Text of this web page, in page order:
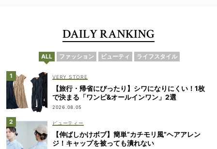
DAILY RANKING
ALL ファッション ビューティ ライフスタイル
VERY STORE
【旅行・帰省にぴったり】シワになりにくい！1枚
で決まる「ワンピ&オールインワン」2選
2026.08.05
ビューティー
【伸ばしかけボブ】簡単“カチモリ風”ヘアアレン
ジ！キャップを被っても潰れない